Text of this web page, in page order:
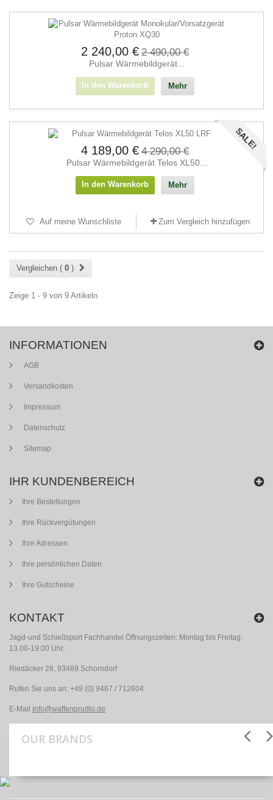
2 240,00 € 2 490,00 €
Pulsar Wärmebildgerät...
In den Warenkorb Mehr
SALE!
4 189,00 € 4 290,00 €
Pulsar Wärmebildgerät Telos XL50...
In den Warenkorb Mehr
Auf meine Wunschliste Zum Vergleich hinzufügen
Vergleichen ( 0 )
Zeige 1 - 9 von 9 Artikeln
INFORMATIONEN
AGB
Versandkosten
Impressum
Datenschutz
Sitemap
IHR KUNDENBEREICH
Ihre Bestellungen
Ihre Rückvergütungen
Ihre Adressen
Ihre persönlichen Daten
Ihre Gutscheine
KONTAKT
Jagd-und Schießsport Fachhandel Öffnungszeiten: Montag bis Freitag:
13.00-19.00 Uhr.
Riedäcker 28, 93489 Schorndorf
Rufen Sie uns an: +49 (0) 9467 / 712604
E-Mail info@waffenprudlo.de
OUR BRANDS